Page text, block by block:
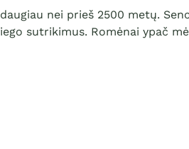
nei prieš 2500 metų.
sutrikimus. Romėnai ypač